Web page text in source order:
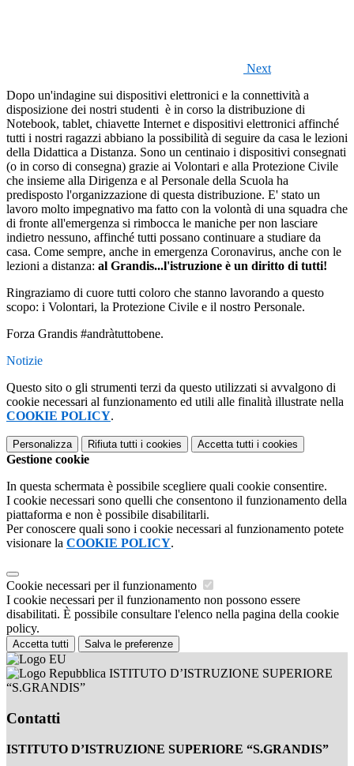
Next
Dopo un'indagine sui dispositivi elettronici e la connettività a
disposizione dei nostri studenti è in corso la distribuzione di
Notebook, tablet, chiavette Internet e dispositivi elettronici affinché
tutti i nostri ragazzi abbiano la possibilità di seguire da casa le lezioni
della Didattica a Distanza. Sono un centinaio i dispositivi consegnati
(o in corso di consegna) grazie ai Volontari e alla Protezione Civile
che insieme alla Dirigenza e al Personale della Scuola ha
predisposto l'organizzazione di questa distribuzione. E' stato un
lavoro molto impegnativo ma fatto con la volontà di una squadra che
di fronte all'emergenza si rimbocca le maniche per non lasciare
indietro nessuno, affinché tutti possano continuare a studiare da
casa. Come sempre, anche in emergenza Coronavirus, anche con le
lezioni a distanza: al Grandis...l'istruzione è un diritto di tutti!
Ringraziamo di cuore tutti coloro che stanno lavorando a questo
scopo: i Volontari, la Protezione Civile e il nostro Personale.
Forza Grandis #andràtuttobene.
Notizie
Questo sito o gli strumenti terzi da questo utilizzati si avvalgono di
cookie necessari al funzionamento ed utili alle finalità illustrate nella
COOKIE POLICY.
Personalizza Rifiuta tutti i cookies Accetta tutti i cookies
Gestione cookie
In questa schermata è possibile scegliere quali cookie consentire.
I cookie necessari sono quelli che consentono il funzionamento della
piattaforma e non è possibile disabilitarli.
Per conoscere quali sono i cookie necessari al funzionamento potete
visionare la COOKIE POLICY.
Cookie necessari per il funzionamento
I cookie necessari per il funzionamento non possono essere
disabilitati. È possibile consultare l'elenco nella pagina della cookie
policy.
Accetta tutti Salva le preferenze
ISTITUTO D’ISTRUZIONE SUPERIORE
“S.GRANDIS”
Contatti
ISTITUTO D’ISTRUZIONE SUPERIORE “S.GRANDIS”